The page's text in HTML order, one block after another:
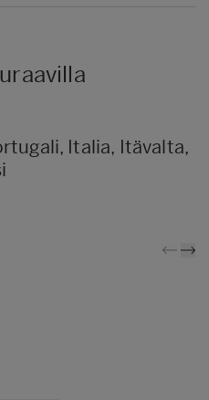
Italia, Itävalta,